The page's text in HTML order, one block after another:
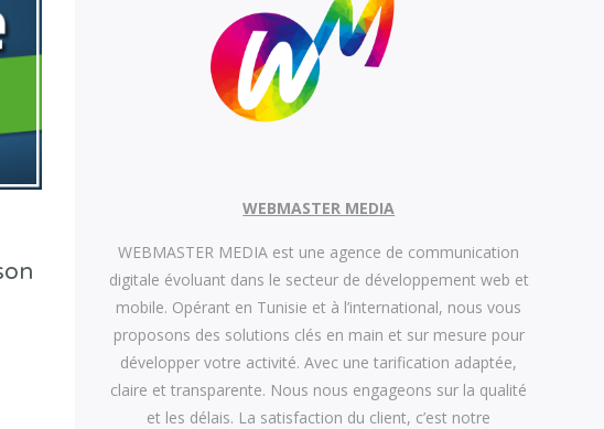
WEBMASTER MEDIA
WEBMASTER MEDIA est une agence de communication
digitale évoluant dans le secteur de développement web et
mobile. Opérant en Tunisie et à l’international, nous vous
proposons des solutions clés en main et sur mesure pour
développer votre activité. Avec une tarification adaptée,
claire et transparente. Nous nous engageons sur la qualité
et les délais. La satisfaction du client, c’est notre